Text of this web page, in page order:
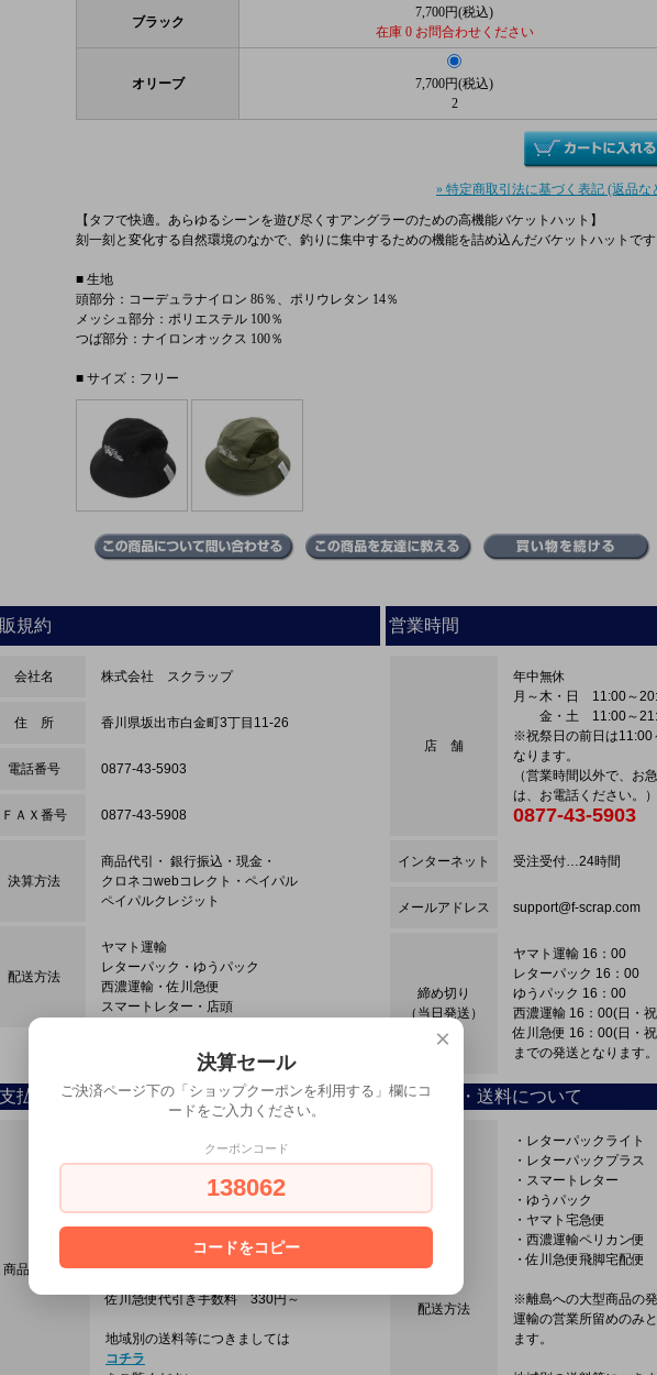
ブラック
7,700円(税込)
在庫 0 お問合わせください
オリーブ
7,700円(税込)
2
» 特定商取引法に基づく表記 (返品な
【タフで快適。あらゆるシーンを遊び尽くすアングラーのための高機能バケットハット】
刻一刻と変化する自然環境のなかで、釣りに集中するための機能を詰め込んだバケットハットです
■ 生地
頭部分：コーデュラナイロン 86％、ポリウレタン 14％
メッシュ部分：ポリエステル 100％
つば部分：ナイロンオックス 100％
■ サイズ：フリー
規約 営業時間
会社名 株式会社 スクラップ
住 所 香川県坂出市白金町3丁目11-26
電話番号 0877-43-5903
ＦＡＸ番号 0877-43-5908
決算方法
商品代引・ 銀行振込・現金・
クロネコwebコレクト・ペイパル
ペイパルクレジット
配送方法
ヤマト運輸
レターパック・ゆうパック
西濃運輸・佐川急便
スマートレター・店頭
店 舗
年中無休
月～木・日 11:00～
金・土 11:00～
※祝祭日の前日は11:00
なります。
（営業時間以外で、お
は、お電話ください。）
0877-43-5903
インターネット 受注受付…24時間
メールアドレス support@f-scrap.com
締め切り
（当日発送）
ヤマト運輸 16：00
レターパック 16：00
ゆうパック 16：00
西濃運輸 16：00(日・
佐川急便 16：00(日・
までの発送となります。
払い方法について 配送方法・送料について
商品代引き
振込みの手間もなくオススメです。
配達時に配達員に合計金額をお支払い
※代引き手数料はお客さま負担となり
ヤマト代引き手数料 330円～
佐川急便代引き手数料 330円～
地域別の送料等につきましては
コチラ
配送方法
・レターパックライト
・レターパックプラス
・スマートレター
・ゆうパック
・ヤマト宅急便
・西濃運輸ペリカン便
・佐川急便飛脚宅配便
※離島への大型商品の
運輸の営業所留めのみ
ます。
×
決算セール
ご決済ページ下の「ショップクーポンを利用する」欄にコ
ードをご入力ください。
クーポンコード
138062
コードをコピー